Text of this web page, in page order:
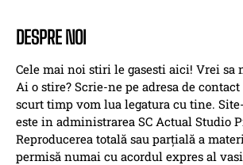
DESPRE NOI
Cele mai noi stiri le gasesti aici! Vrei sa
Ai o stire? Scrie-ne pe adresa de
scurt timp vom lua legatura cu tine.
este in administrarea SC Actual Studio
Reproducerea totală sau parțială a
permisă numai cu acordul expres al